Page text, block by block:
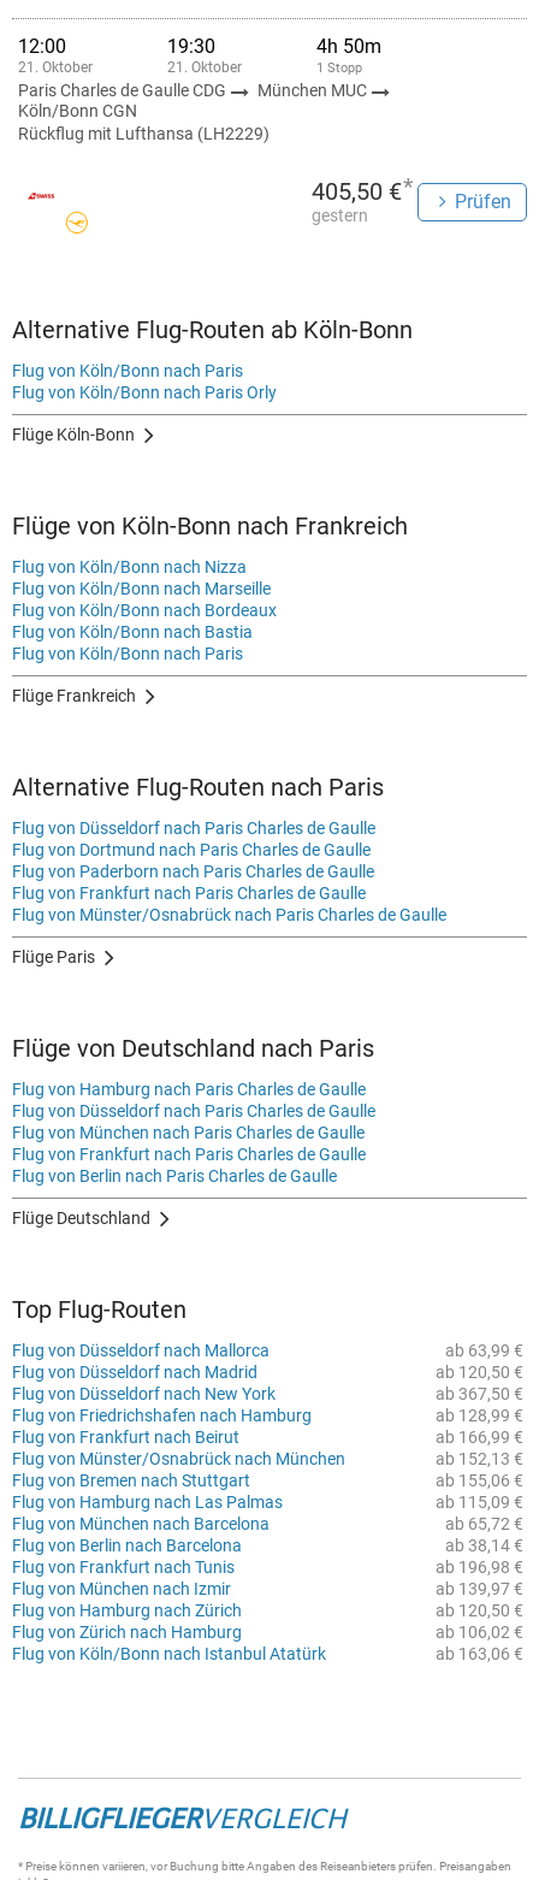
12:00
21. Oktober
19:30
21. Oktober
4h 50m
1 Stopp
Paris Charles de Gaulle CDG
München MUC
Köln/Bonn CGN
Rückflug mit Lufthansa (LH2229)
405,50 €*
gestern
Prüfen
Alternative Flug-Routen ab Köln-Bonn
Flug von Köln/Bonn nach Paris
Flug von Köln/Bonn nach Paris Orly
Flüge Köln-Bonn
Flüge von Köln-Bonn nach Frankreich
Flug von Köln/Bonn nach Nizza
Flug von Köln/Bonn nach Marseille
Flug von Köln/Bonn nach Bordeaux
Flug von Köln/Bonn nach Bastia
Flug von Köln/Bonn nach Paris
Flüge Frankreich
Alternative Flug-Routen nach Paris
Flug von Düsseldorf nach Paris Charles de Gaulle
Flug von Dortmund nach Paris Charles de Gaulle
Flug von Paderborn nach Paris Charles de Gaulle
Flug von Frankfurt nach Paris Charles de Gaulle
Flug von Münster/Osnabrück nach Paris Charles de Gaulle
Flüge Paris
Flüge von Deutschland nach Paris
Flug von Hamburg nach Paris Charles de Gaulle
Flug von Düsseldorf nach Paris Charles de Gaulle
Flug von München nach Paris Charles de Gaulle
Flug von Frankfurt nach Paris Charles de Gaulle
Flug von Berlin nach Paris Charles de Gaulle
Flüge Deutschland
Top Flug-Routen
ab 63,99 €
Flug von Düsseldorf nach Mallorca
ab 120,50 €
Flug von Düsseldorf nach Madrid
ab 367,50 €
Flug von Düsseldorf nach New York
ab 128,99 €
Flug von Friedrichshafen nach Hamburg
ab 166,99 €
Flug von Frankfurt nach Beirut
ab 152,13 €
Flug von Münster/Osnabrück nach München
ab 155,06 €
Flug von Bremen nach Stuttgart
ab 115,09 €
Flug von Hamburg nach Las Palmas
ab 65,72 €
Flug von München nach Barcelona
ab 38,14 €
Flug von Berlin nach Barcelona
ab 196,98 €
Flug von Frankfurt nach Tunis
ab 139,97 €
Flug von München nach Izmir
ab 120,50 €
Flug von Hamburg nach Zürich
ab 106,02 €
Flug von Zürich nach Hamburg
ab 163,06 €
Flug von Köln/Bonn nach Istanbul Atatürk
BILLIGFLIEGERVERGLEICH
* Preise können variieren, vor Buchung bitte Angaben des Reiseanbieters prüfen. Preisangaben